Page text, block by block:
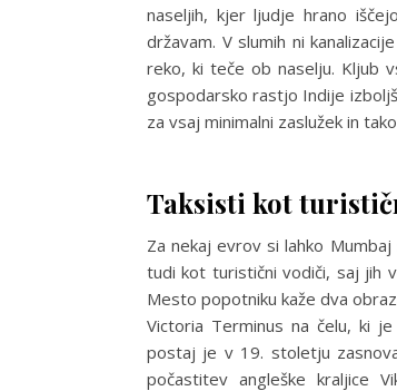
naseljih, kjer ljudje hrano
državam. V slumih ni
reko, ki teče ob naselju. Kljub
gospodarsko rastjo Indije
za vsaj minimalni zaslužek in
Taksisti kot
Za nekaj evrov si lahko
tudi kot turistični vodiči, saj jih
Mesto popotniku kaže dva
Victoria Terminus na čelu, ki
postaj je v 19. stoletju
počastitev angleške kraljice